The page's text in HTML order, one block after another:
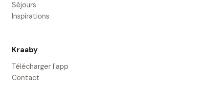
Séjours
Inspirations
Kraaby
Télécharger l'app
Contact